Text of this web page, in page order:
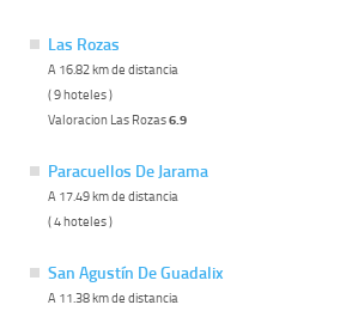
Las Rozas
A 16.82 km de distancia
( 9 hoteles )
Valoracion Las Rozas6.9
Paracuellos De Jarama
A 17.49 km de distancia
( 4 hoteles )
San Agustín De Guadalix
A 11.38 km de distancia